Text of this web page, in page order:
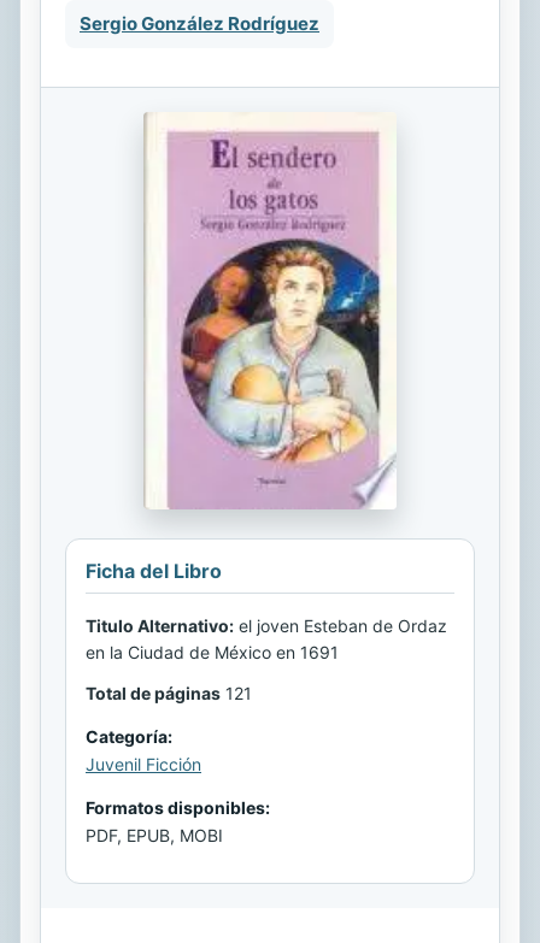
Sergio González Rodríguez
Ficha del Libro
Titulo Alternativo: el joven Esteban de Ordaz
en la Ciudad de México en 1691
Total de páginas 121
Categoría:
Juvenil Ficción
Formatos disponibles:
PDF, EPUB, MOBI